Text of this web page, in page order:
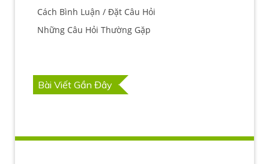
Cách Bình Luận / Đặt Câu Hỏi
Những Câu Hỏi Thường Gặp
Bài Viết Gần Đây